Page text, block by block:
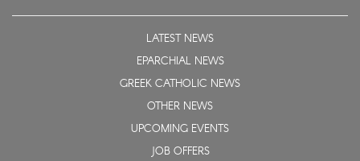
LATEST NEWS
EPARCHIAL NEWS
GREEK CATHOLIC NEWS
OTHER NEWS
UPCOMING EVENTS
JOB OFFERS